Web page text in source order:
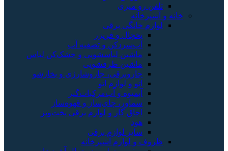
تلفن رو میزی
خانه و آشپزخانه
لوازم خانگی برقی
یخچال و فریزر
آب‌سردکن و تصفیه آب
ماشین لباسشویی و خشک‌کن لباس
ماشین ظرفشویی
جاروبرقی، جاروشارژی و بخارشو
اتو و لوازم اتو
آبمیوه و آب‌مرکبات‌گیر
سماور، چای‌ساز و قهوه‌ساز
اجاق گاز و لوازم برقی پخت‌وپز
هود
سایر لوازم برقی
ظروف و لوازم آشپزخانه